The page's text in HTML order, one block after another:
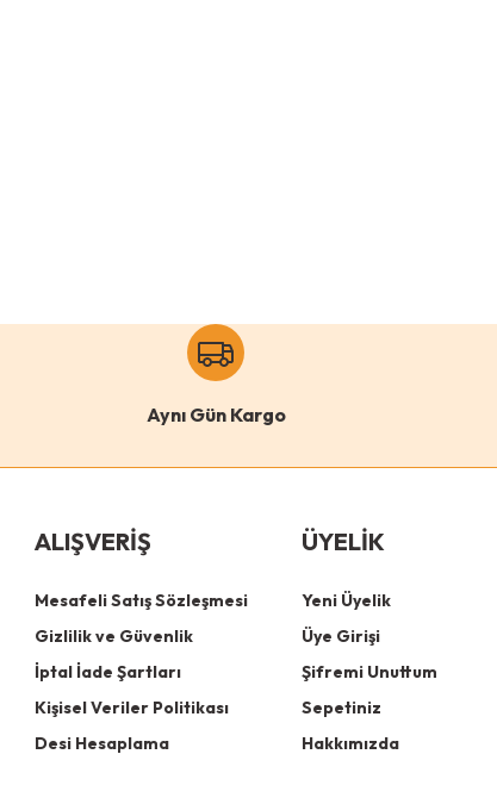
Aynı Gün Kargo
ALIŞVERİŞ
Mesafeli Satış Sözleşmesi
Gizlilik ve Güvenlik
İptal İade Şartları
Kişisel Veriler Politikası
Desi Hesaplama
ÜYELİK
Yeni Üyelik
Üye Girişi
Şifremi Unuttum
Sepetiniz
Hakkımızda